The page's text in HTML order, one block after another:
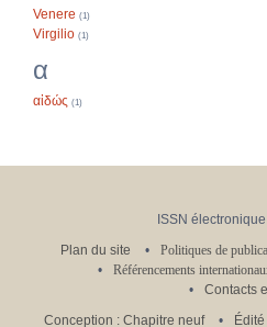
Venere (1)
Virgilio (1)
α
αἰδώς (1)
ISSN
Plan du site
Politiques de
Référencements
Contacts
Conception : Chapitre neuf